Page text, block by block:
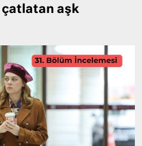
çatlatan aşk